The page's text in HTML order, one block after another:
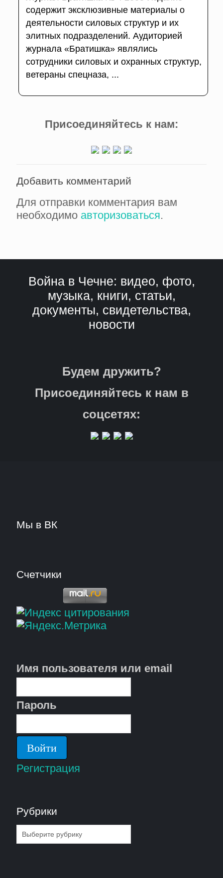
содержит эксклюзивные материалы о
деятельности силовых структур и их
элитных подразделений. Аудиторией
журнала «Братишка» являлись
сотрудники силовых и охранных структур,
ветераны спецназа, ...
Присоединяйтесь к нам:
Добавить комментарий
Для отправки комментария вам
необходимо авторизоваться.
Война в Чечне: видео, фото,
музыка, книги, статьи,
документы, свидетельства,
новости
Будем дружить?
Присоединяйтесь к нам в
соцсетях:
Мы в ВК
Счетчики
Имя пользователя или email
Пароль
Регистрация
Рубрики
Рубрики